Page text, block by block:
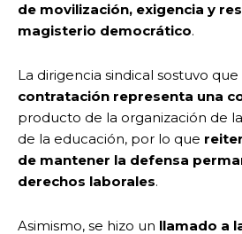
de movilización, exigencia y
magisterio democrático.
La dirigencia sindical sostuvo que
contratación representa una
producto de la organización de
de la educación, por lo que
de mantener la defensa
derechos laborales.
Asimismo, se hizo un llamado a